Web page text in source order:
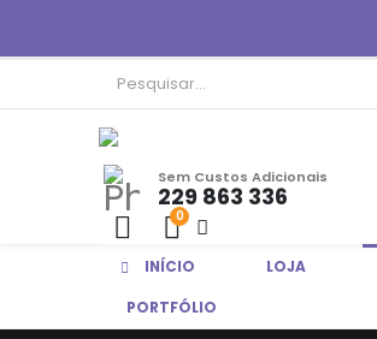
Sem Custos Adicionais
229 863 336
0
INÍCIO LOJA
PORTFÓLIO